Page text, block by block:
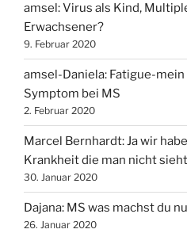
amsel: Virus als Kind,
Erwachsener?
9. Februar 2020
amsel-Daniela: Fatigue-
Symptom bei MS
2. Februar 2020
Marcel Bernhardt: Ja wir
Krankheit die man nicht sieht
30. Januar 2020
Dajana: MS was machst du
26. Januar 2020